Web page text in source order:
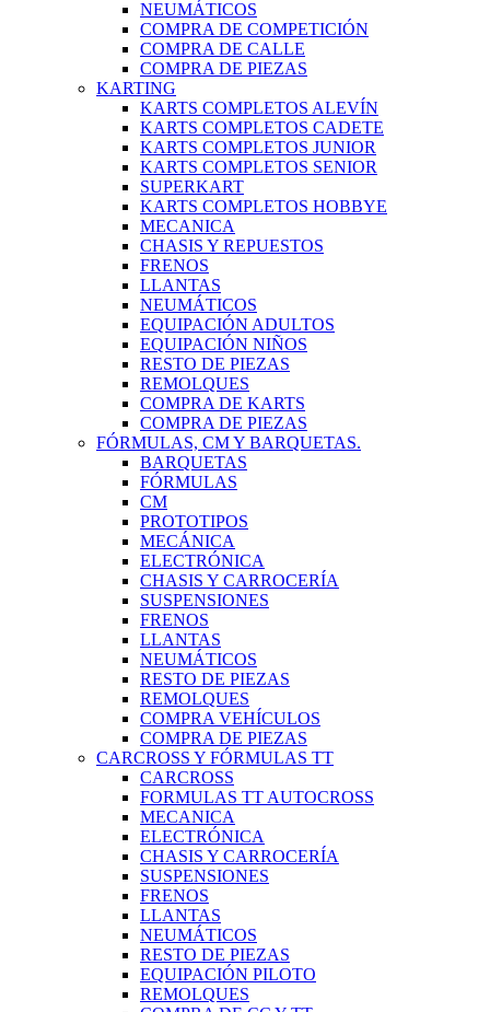
NEUMÁTICOS
COMPRA DE COMPETICIÓN
COMPRA DE CALLE
COMPRA DE PIEZAS
KARTING
KARTS COMPLETOS ALEVÍN
KARTS COMPLETOS CADETE
KARTS COMPLETOS JUNIOR
KARTS COMPLETOS SENIOR
SUPERKART
KARTS COMPLETOS HOBBYE
MECANICA
CHASIS Y REPUESTOS
FRENOS
LLANTAS
NEUMÁTICOS
EQUIPACIÓN ADULTOS
EQUIPACIÓN NIÑOS
RESTO DE PIEZAS
REMOLQUES
COMPRA DE KARTS
COMPRA DE PIEZAS
FÓRMULAS, CM Y BARQUETAS.
BARQUETAS
FÓRMULAS
CM
PROTOTIPOS
MECÁNICA
ELECTRÓNICA
CHASIS Y CARROCERÍA
SUSPENSIONES
FRENOS
LLANTAS
NEUMÁTICOS
RESTO DE PIEZAS
REMOLQUES
COMPRA VEHÍCULOS
COMPRA DE PIEZAS
CARCROSS Y FÓRMULAS TT
CARCROSS
FORMULAS TT AUTOCROSS
MECANICA
ELECTRÓNICA
CHASIS Y CARROCERÍA
SUSPENSIONES
FRENOS
LLANTAS
NEUMÁTICOS
RESTO DE PIEZAS
EQUIPACIÓN PILOTO
REMOLQUES